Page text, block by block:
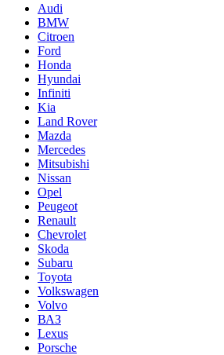
Audi
BMW
Citroen
Ford
Honda
Hyundai
Infiniti
Kia
Land Rover
Mazda
Mercedes
Mitsubishi
Nissan
Opel
Peugeot
Renault
Chevrolet
Skoda
Subaru
Toyota
Volkswagen
Volvo
ВАЗ
Lexus
Porsche